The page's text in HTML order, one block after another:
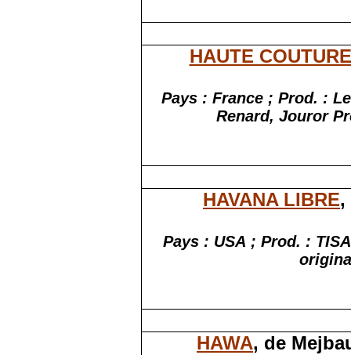
HAUTE COUTURE
Pays : France ; Prod. :
Renard, Jouror
HAVANA LIBRE,
Pays : USA ; Prod. :
HAWA, de